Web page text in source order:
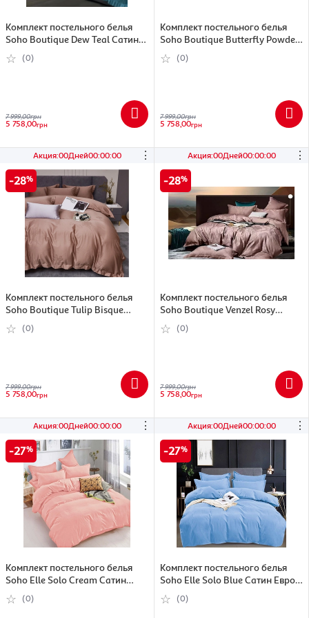
Комплект постельного белья
Soho Boutique Dew Teal Сатин
жаккард Евро (6993996)
(0)
7 999,00грн
5 758,00грн
Комплект постельного белья
Soho Boutique Butterfly Powder
Сатин жаккард Евро (A130102)
(0)
7 999,00грн
5 758,00грн
Акция:00Дней00:00:00
⋮
28
Комплект постельного белья
Soho Boutique Tulip Bisque
Сатин жаккард Евро (6993999)
(0)
7 999,00грн
5 758,00грн
Акция:00Дней00:00:00
⋮
28
Комплект постельного белья
Soho Boutique Venzel Rosy
Сатин жаккард Евро (6993989)
(0)
7 999,00грн
5 758,00грн
Акция:00Дней00:00:00
⋮
27
Комплект постельного белья
Soho Elle Solo Cream Сатин
Евро (6999181)
(0)
Акция:00Дней00:00:00
⋮
27
Комплект постельного белья
Soho Elle Solo Blue Сатин Евро
(6999180)
(0)